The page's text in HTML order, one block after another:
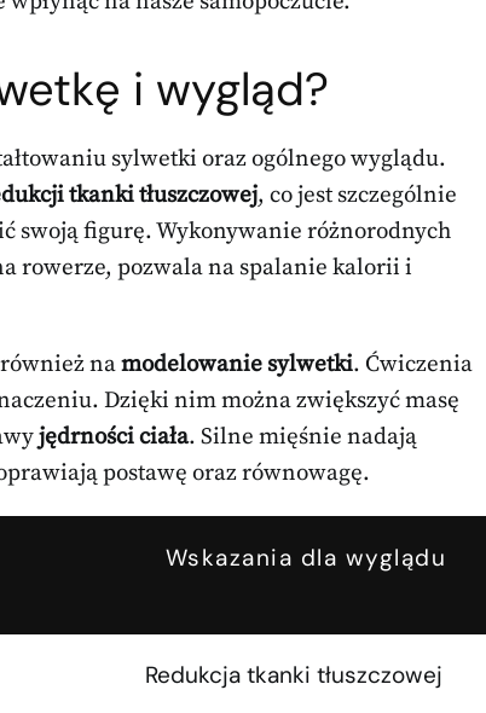
i wygląd?
sylwetki oraz ogólnego wyglądu.
tkanki tłuszczowej, co jest szczególnie
swoją figurę. Wykonywanie różnorodnych
rowerze, pozwala na spalanie kalorii i
namodelowanie sylwetki. Ćwiczenia
Dzięki nim można zwiększyć masę
jędrności ciała. Silne mięśnie nadają
postawę oraz równowagę.
Wskazania dla wyglądu
Redukcja tkanki tłuszczowej